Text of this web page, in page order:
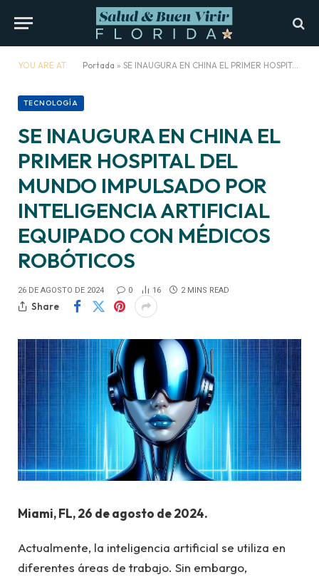
YOU ARE AT: Portada » SE INAUGURA EN CHINA EL PRIMER HOSPITAL DEL MUNDO IMPULSADO POR INTELIGENCIA ARTIFICIAL EQUIPADO CON MÉDICOS ROBÓTICOS
TECNOLOGÍA
SE INAUGURA EN CHINA EL
PRIMER HOSPITAL DEL
MUNDO IMPULSADO POR
INTELIGENCIA ARTIFICIAL
EQUIPADO CON MÉDICOS
ROBÓTICOS
26 DE AGOSTO DE 2024 0 16 2 MINS READ
Share
Miami, FL, 26 de agosto de 2024.
Actualmente, la inteligencia artificial se utiliza en
diferentes áreas de trabajo. Sin embargo,